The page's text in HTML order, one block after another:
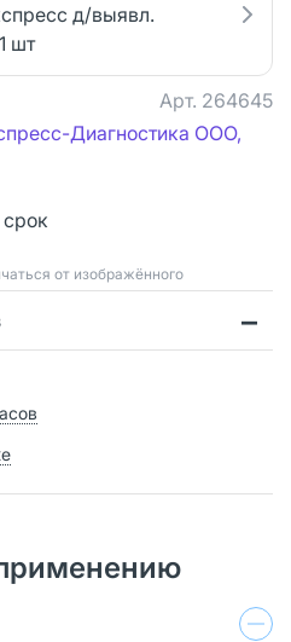
д/выявл.
шт
Арт. 264645
Диагностика ООО,
от изображённого